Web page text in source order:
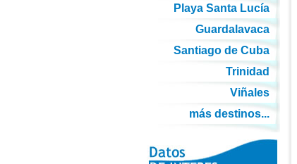
Playa Santa Lucía
Guardalavaca
Santiago de Cuba
Trinidad
Viñales
más destinos...